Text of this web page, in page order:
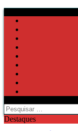
Pesquisar
por:
Destaques